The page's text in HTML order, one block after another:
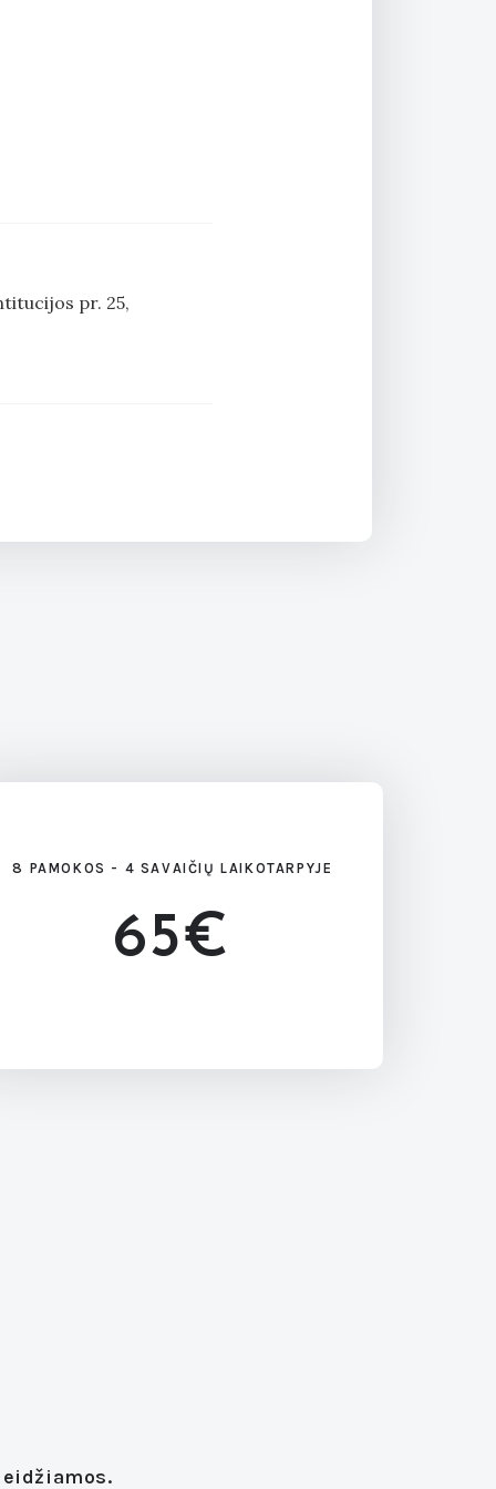
pr. 25,
8 PAMOKOS - 4 SAVAIČIŲ LAIKOTARPYJE
65€